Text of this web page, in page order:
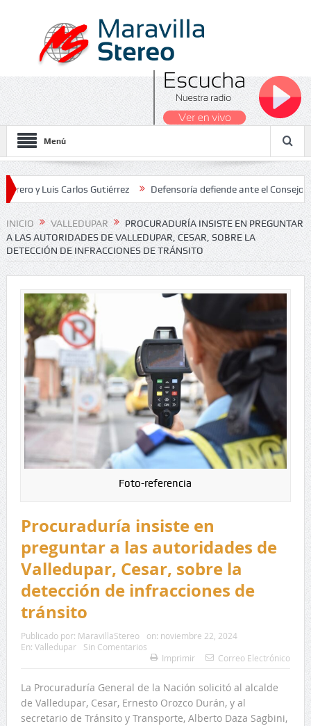
Menú
Carlos Gutiérrez Defensoría defiende ante el Consejo de
2026
INICIO VALLEDUPAR
PROCURADURÍA INSISTE EN PREGUNTAR
A LAS AUTORIDADES DE VALLEDUPAR, CESAR, SOBRE LA
DETECCIÓN DE INFRACCIONES DE TRÁNSITO
Foto-referencia
Procuraduría insiste en
preguntar a las autoridades de
Valledupar, Cesar, sobre la
detección de infracciones de
tránsito
Publicado por: MaravillaStereo on: noviembre 22, 2024
En: Valledupar
Sin Comentarios
Imprimir
Correo Electrónico
La Procuraduría General de la Nación solicitó al alcalde
de Valledupar, Cesar, Ernesto Orozco Durán, y al
secretario de Tránsito y Transporte, Alberto Daza Sagbini,